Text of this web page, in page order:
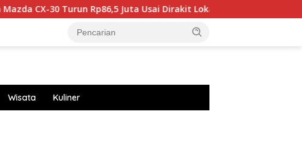
Rp86,5 Juta Usai Dirakit Lokal J Balvin dan KidSuper
Wisata Kuliner